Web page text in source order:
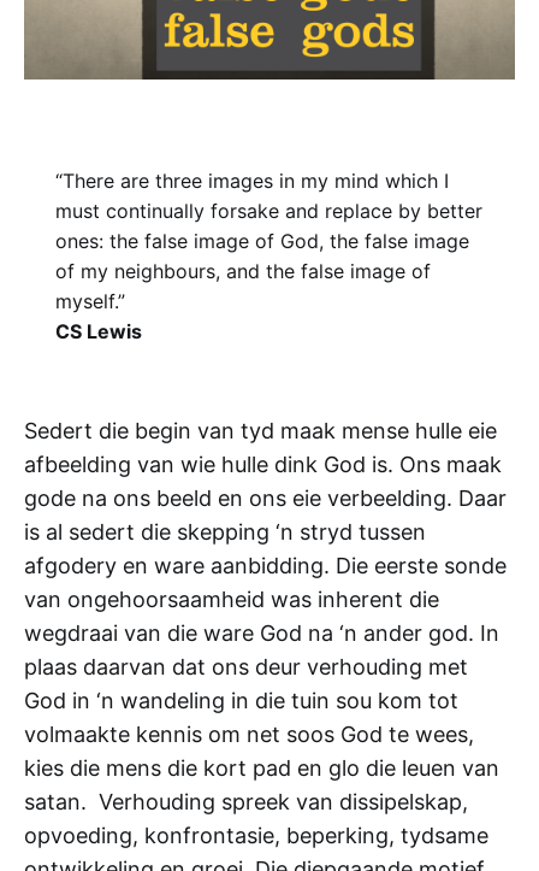
“There are three images in my mind which I
must continually forsake and replace by better
ones: the false image of God, the false image
of my neighbours, and the false image of
myself.”
CS Lewis
Sedert die begin van tyd maak mense hulle eie
afbeelding van wie hulle dink God is. Ons maak
gode na ons beeld en ons eie verbeelding. Daar
is al sedert die skepping ‘n stryd tussen
afgodery en ware aanbidding. Die eerste sonde
van ongehoorsaamheid was inherent die
wegdraai van die ware God na ‘n ander god. In
plaas daarvan dat ons deur verhouding met
God in ‘n wandeling in die tuin sou kom tot
volmaakte kennis om net soos God te wees,
kies die mens die kort pad en glo die leuen van
satan. Verhouding spreek van dissipelskap,
opvoeding, konfrontasie, beperking, tydsame